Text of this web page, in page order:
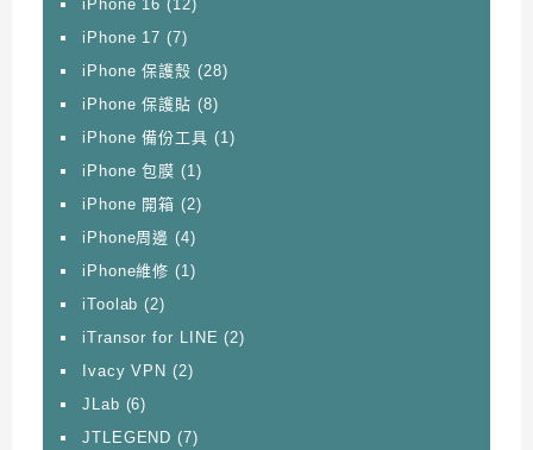
iPhone 16 (12)
iPhone 17 (7)
iPhone 保護殼 (28)
iPhone 保護貼 (8)
iPhone 備份工具 (1)
iPhone 包膜 (1)
iPhone 開箱 (2)
iPhone周邊 (4)
iPhone維修 (1)
iToolab (2)
iTransor for LINE (2)
Ivacy VPN (2)
JLab (6)
JTLEGEND (7)